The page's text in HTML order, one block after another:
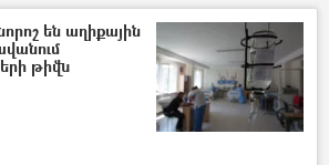
են աղիքային
թիվն